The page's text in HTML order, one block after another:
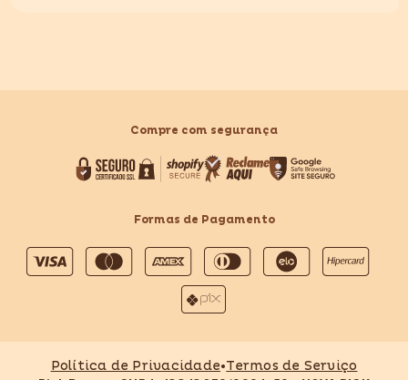
Compre com segurança
Formas de Pagamento
Formas
pagamento
Política de Privacidade•Termos de Serviço